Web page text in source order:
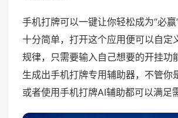
手机打牌可以一键让你轻松成为“必
十分简单，打开这个应用便可以自定
规律，只需要输入自己想要的开挂功
生成出手机打牌专用辅助器，不管你
或者使用手机打牌AI辅助都可以满足